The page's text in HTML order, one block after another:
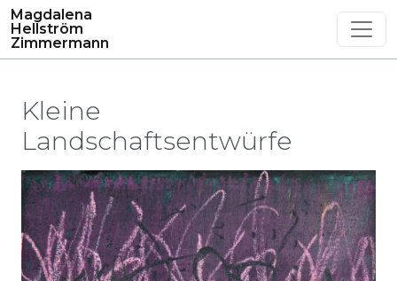
Magdalena
Hellström
Zimmermann
Kleine
Landschaftsentwürfe